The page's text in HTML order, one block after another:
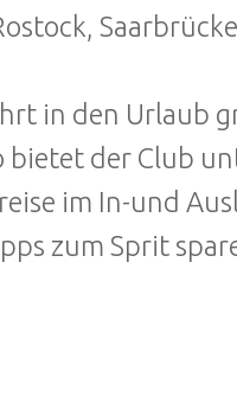
in den Urlaub
bietet der Club
im In-und
zum Sprit